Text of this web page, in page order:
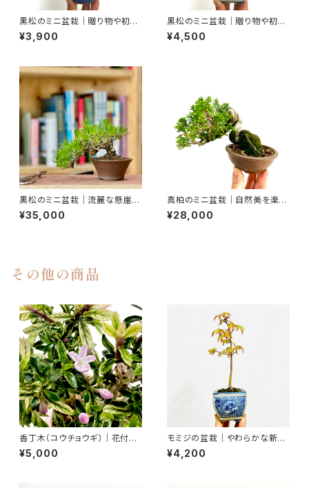
黒松のミニ盆栽｜贈り物や初心
者さん向け｜高さ約19cm
¥3,900
黒松のミニ盆栽｜贈り物や初心
者さん向け｜高さ約22cm
¥4,500
黒松のミニ盆栽｜流麗な懸崖を
楽しむ一鉢｜高さ約15cm
¥35,000
真柏のミニ盆栽｜自然美を楽し
む一鉢｜高さ約14cm
¥28,000
その他の商品
香丁木（コウチョウギ）｜花付き・
蕾付きの一点物｜高さ約20cm
¥5,000
モミジの盆栽｜やわらかな新緑
を楽しむ一点物｜高さ約26cm
¥4,200